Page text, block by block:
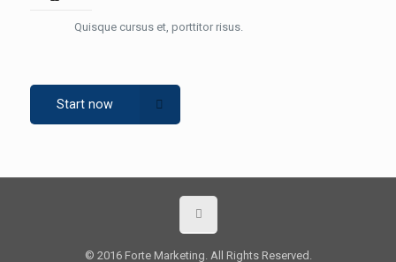
Quisque cursus et, porttitor risus.
Start now
© 2016 Forte Marketing. All Rights Reserved.